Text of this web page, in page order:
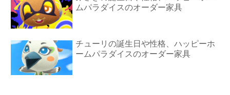
ムパラダイスのオーダー家具
チューリの誕生日や性格、ハッピーホ
ームパラダイスのオーダー家具